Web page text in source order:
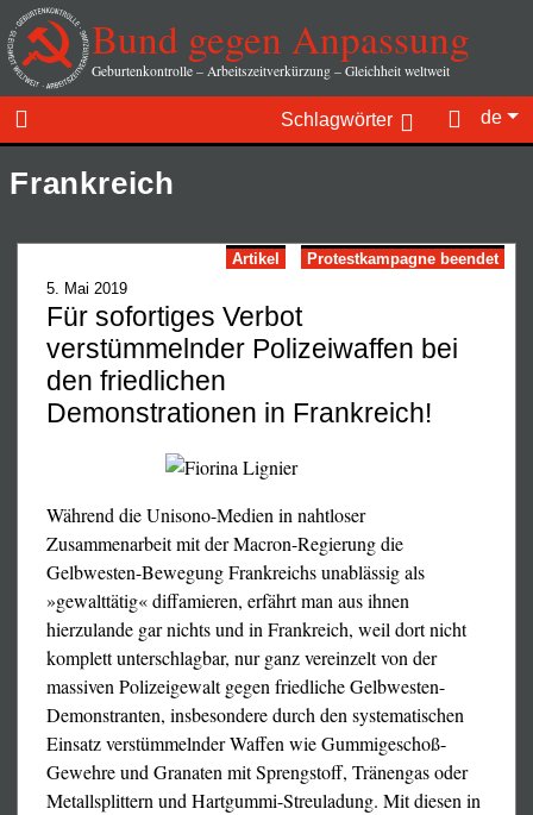
Bund gegen Anpassung
Geburtenkontrolle – Arbeitszeitverkürzung – Gleichheit weltweit
Schlagwörter de
Frankreich
Artikel
Protestkampagne beendet
5. Mai 2019
Für sofortiges Verbot
verstümmelnder Polizeiwaffen bei
den friedlichen
Demonstrationen in Frankreich!
Während die Unisono-Medien in nahtloser
Zusammenarbeit mit der Macron-Regierung die
Gelbwesten-Bewegung Frankreichs unablässig als
»gewalttätig« diffamieren, erfährt man aus ihnen
hierzulande gar nichts und in Frankreich, weil dort nicht
komplett unterschlagbar, nur ganz vereinzelt von der
massiven Polizeigewalt gegen friedliche Gelbwesten-
Demonstranten, insbesondere durch den systematischen
Einsatz verstümmelnder Waffen wie Gummigeschoß-
Gewehre und Granaten mit Sprengstoff, Tränengas oder
Metallsplittern und Hartgummi-Streuladung. Mit diesen in